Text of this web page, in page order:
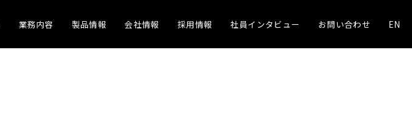
業務内容 製品情報 会社情報 採用情報 社員インタビュー お問い合わせ EN